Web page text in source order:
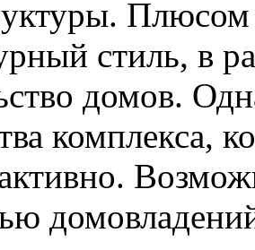
Плюсом
стиль, в
домов.
комплекса,